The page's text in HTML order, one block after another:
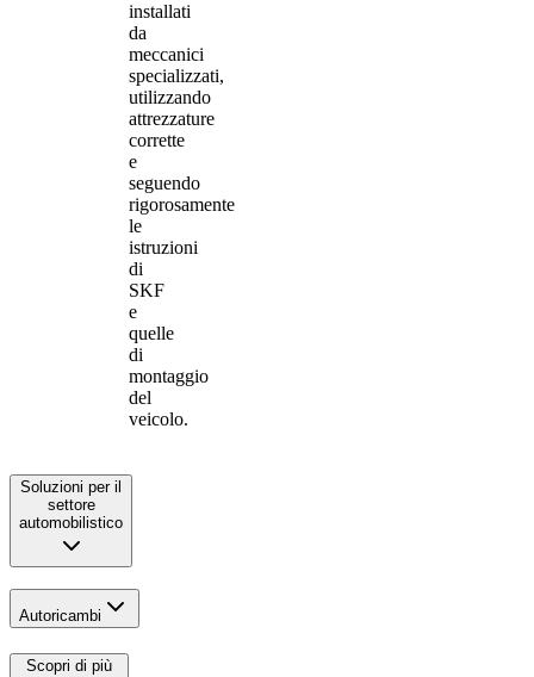
installati
da
meccanici
specializzati,
utilizzando
attrezzature
corrette
e
seguendo
rigorosamente
le
istruzioni
di
SKF
e
quelle
di
montaggio
del
veicolo.
Soluzioni per il
settore
automobilistico
Autoricambi
Scopri di più